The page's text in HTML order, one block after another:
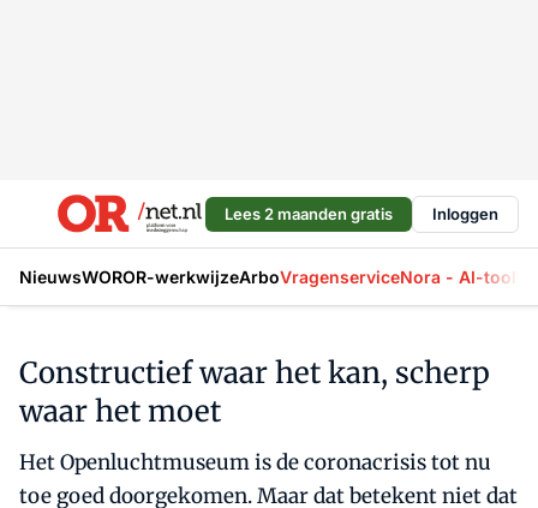
Lees 2 maanden gratis Inloggen
NieuwsWOROR-werkwijzeArboVragenserviceNora - AI-tool
Constructief waar het kan, scherp
waar het moet
Het Openluchtmuseum is de coronacrisis tot nu
toe goed doorgekomen. Maar dat betekent niet dat